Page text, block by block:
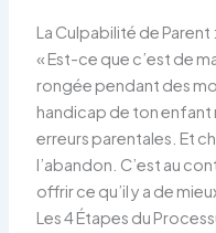
La Culpabilité de Parent :
« Est-ce que c’est de
rongée pendant des
handicap de ton enfant
erreurs parentales. Et
l’abandon. C’est au
offrir ce qu’il y a de
Les 4 Étapes du